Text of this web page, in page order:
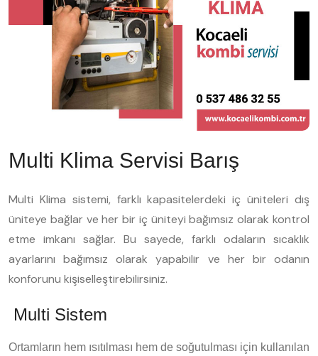
Multi Klima Servisi Barış
Multi Klima sistemi, farklı kapasitelerdeki iç üniteleri dış
üniteye bağlar ve her bir iç üniteyi bağımsız olarak kontrol
etme imkanı sağlar. Bu sayede, farklı odaların sıcaklık
ayarlarını bağımsız olarak yapabilir ve her bir odanın
konforunu kişiselleştirebilirsiniz.
Multi Sistem
Ortamların hem ısıtılması hem de soğutulması için kullanılan